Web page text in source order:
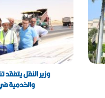
الزمالك
وكيل
التدريب
وزير النقل
والخدمية